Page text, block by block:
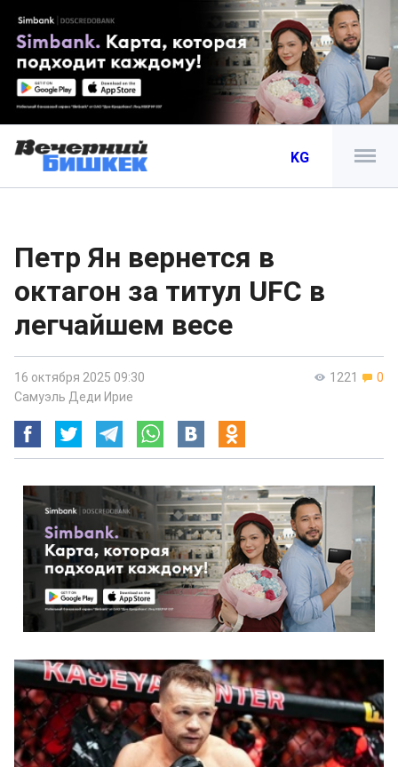
KG
Петр Ян вернется в
октагон за титул UFC в
легчайшем весе
1221 0
16 октября 2025 09:30
Самуэль Деди Ирие